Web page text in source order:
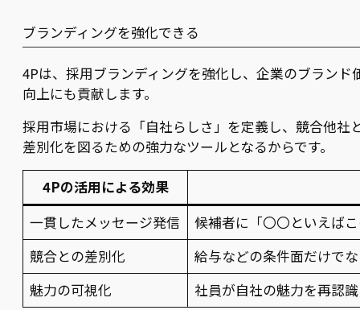
ブランディングを強化できる
4Pは、採用ブランディングを強化し、企業のブランド
向上にも貢献します。
採用市場における「自社らしさ」を定義し、競合他社
差別化を図るための強力なツールとなるからです。
4Pの活用による効果
一貫したメッセージ発信
候補者に「〇〇といえば
競合との差別化
給与などの条件面だけで
魅力の可視化
社員が自社の魅力を再認